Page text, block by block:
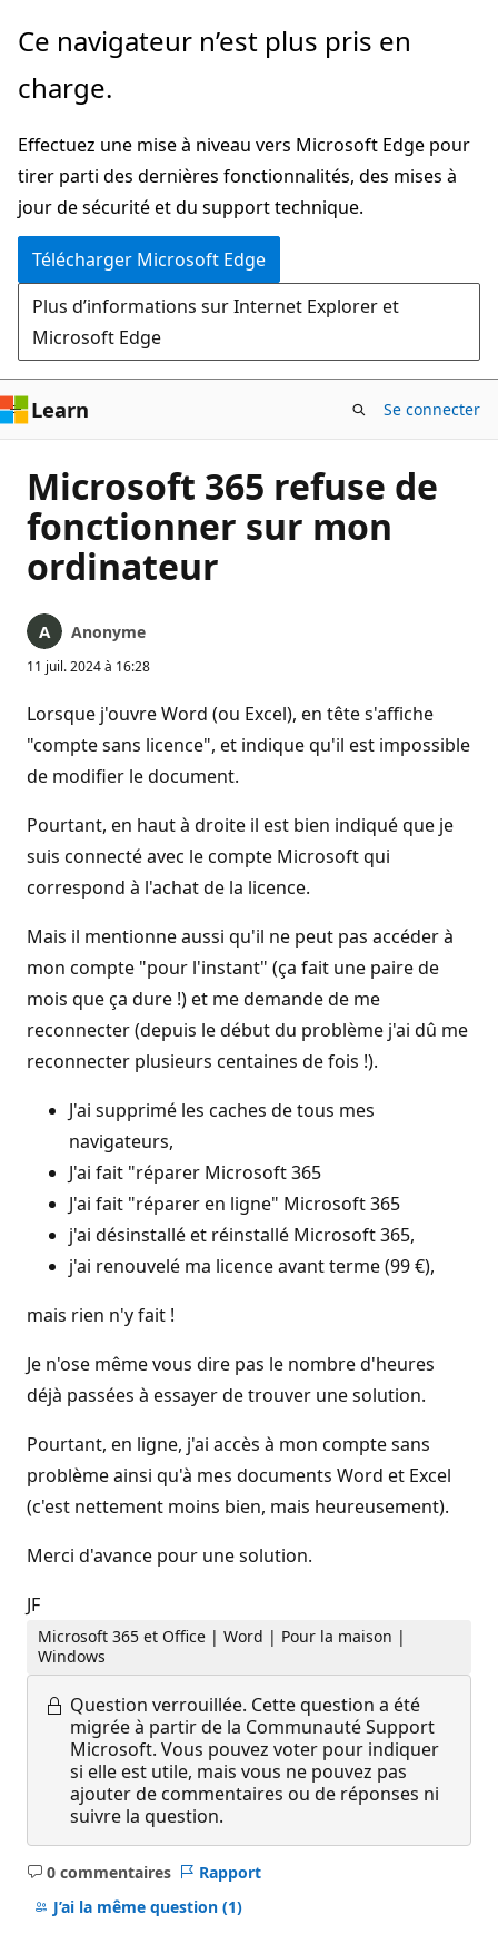
Passer
directement
au
principal
Ce navigateur n’est plus pris en
charge.
Effectuez une mise à niveau vers Microsoft Edge pour
tirer parti des dernières fonctionnalités, des mises à
jour de sécurité et du support technique.
Télécharger Microsoft Edge
Plus d’informations sur Internet Explorer et
Microsoft Edge
Learn Se connecter
Microsoft 365 refuse de
fonctionner sur mon
ordinateur
Anonyme
11 juil. 2024 à 16:28
Lorsque j'ouvre Word (ou Excel), en tête s'affiche
"compte sans licence", et indique qu'il est impossible
de modifier le document.
Pourtant, en haut à droite il est bien indiqué que je
suis connecté avec le compte Microsoft qui
correspond à l'achat de la licence.
Mais il mentionne aussi qu'il ne peut pas accéder à
mon compte "pour l'instant" (ça fait une paire de
mois que ça dure !) et me demande de me
reconnecter (depuis le début du problème j'ai dû me
reconnecter plusieurs centaines de fois !).
J'ai supprimé les caches de tous mes
navigateurs,
J'ai fait "réparer Microsoft 365
J'ai fait "réparer en ligne" Microsoft 365
j'ai désinstallé et réinstallé Microsoft 365,
j'ai renouvelé ma licence avant terme (99 €),
mais rien n'y fait !
Je n'ose même vous dire pas le nombre d'heures
déjà passées à essayer de trouver une solution.
Pourtant, en ligne, j'ai accès à mon compte sans
problème ainsi qu'à mes documents Word et Excel
(c'est nettement moins bien, mais heureusement).
Merci d'avance pour une solution.
JF
Microsoft 365 et Office | Word | Pour la maison |
Windows
Question verrouillée. Cette question a été
migrée à partir de la Communauté Support
Microsoft. Vous pouvez voter pour indiquer
si elle est utile, mais vous ne pouvez pas
ajouter de commentaires ou de réponses ni
suivre la question.
0 commentaires
Aucun
commentaire
Rapport
J’ai la même question (1)